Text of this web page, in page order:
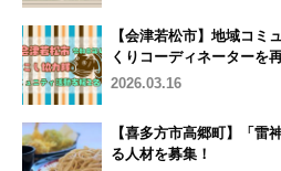
【会津若松市】地域コミ
くりコーディネーターを
2026.03.16
【喜多方市高郷町】「雷
る人材を募集！